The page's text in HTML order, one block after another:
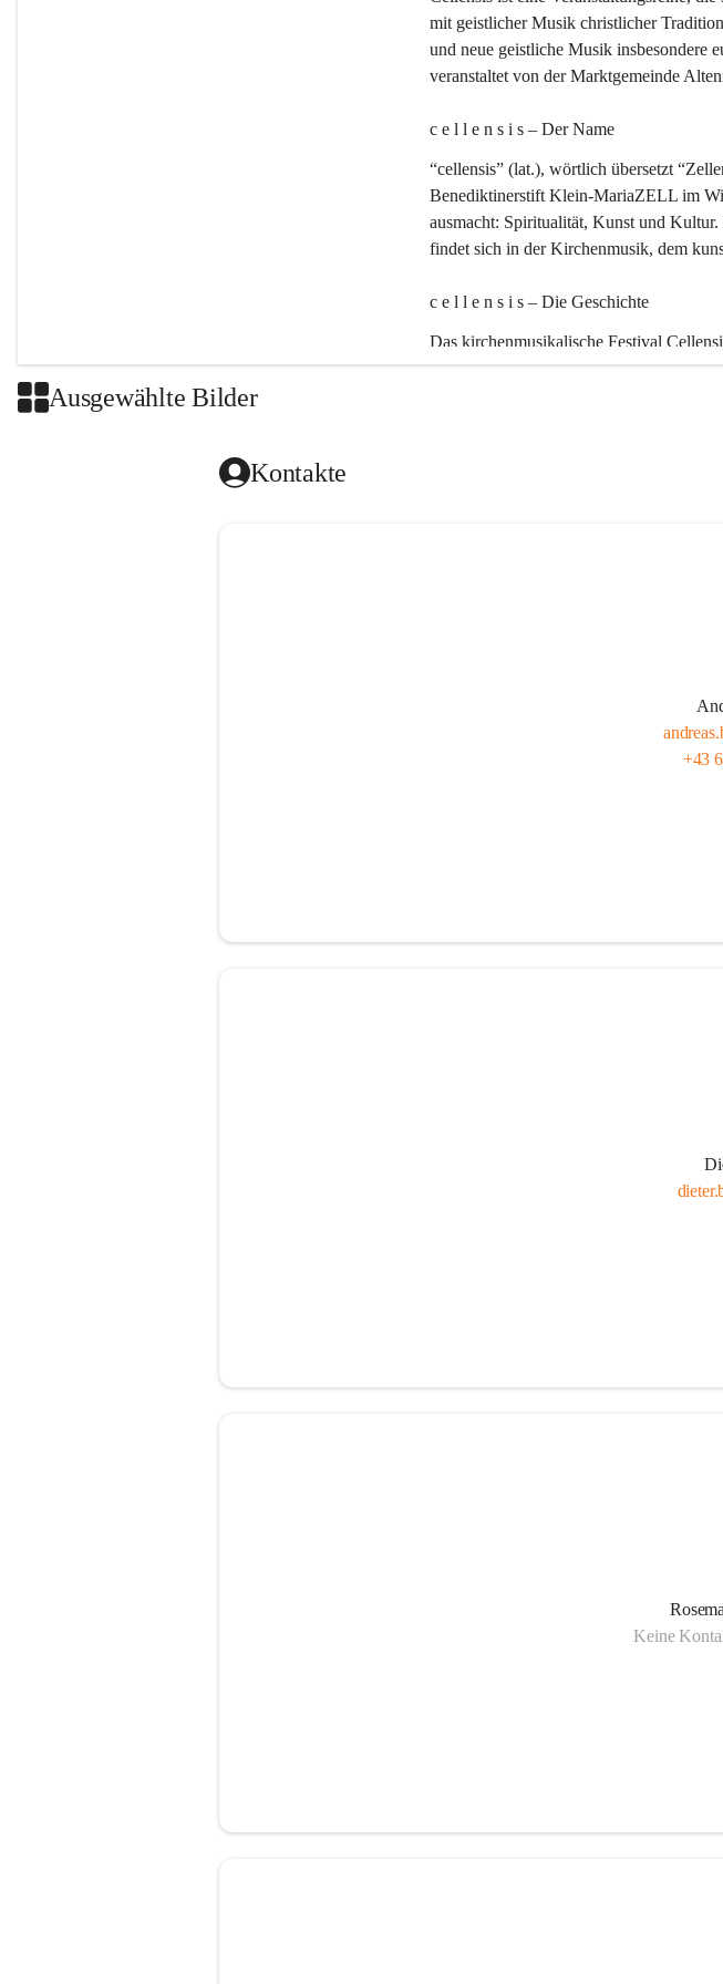
mit geistlicher Musik christlicher
und neue geistliche Musik insbesondere
veranstaltet von der Marktgemeinde
c e l l e n s i s – Der Name
“cellensis” (lat.), wörtlich übersetzt
Benediktinerstift Klein-MariaZELL im
ausmacht: Spiritualität, Kunst und
findet sich in der Kirchenmusik, dem
c e l l e n s i s – Die Geschichte
Das kirchenmusikalische Festival
Ausgewählte Bilder
Kontakte
+43
Keine